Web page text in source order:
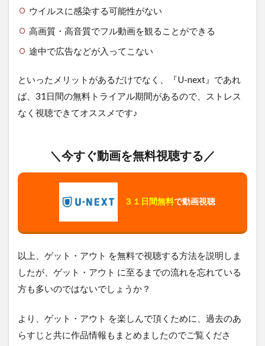
ウイルスに感染する可能性がない
高画質・高音質でフル動画を観ることができる
途中で広告などが入ってこない
といったメリットがあるだけでなく、『U-next』であれ
ば、31日間の無料トライアル期間があるので、ストレス
なく視聴できてオススメです♪
＼今すぐ動画を無料視聴する／
３１日間無料で動画視聴
以上、ゲット・アウト を無料で視聴する方法を説明しま
したが、ゲット・アウト に至るまでの流れを忘れている
方も多いのではないでしょうか？
より、ゲット・アウト を楽しんで頂くために、過去のあ
らすじと共に作品情報もまとめましたのでご覧くださ